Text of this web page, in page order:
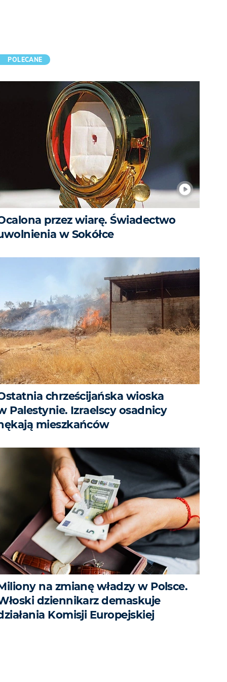
POLECANE
przez wiarę. Świadectwo
w Sokółce
chrześcijańska wioska
Palestynie. Izraelscy osadnicy
mieszkańców
na zmianę władzy w Polsce.
dziennikarz demaskuje
Komisji Europejskiej